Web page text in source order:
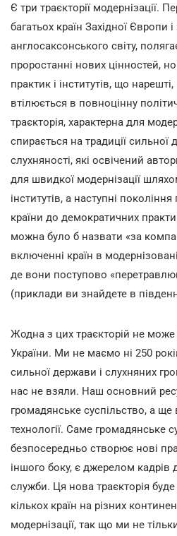
Є три траєкторії модернізації.
багатьох країн Західної Європи
англосаксонського світу,
проростанні нових цінностей,
практик і інститутів, що
втілюється в повноцінну
траєкторія, характерна для
спирається на традиції сильної
слухняності, які освічений
для швидкої модернізації
інститутів, а наступні
країни до демократичних
можна було б назвати «за
включенні країн в
де вони поступово
(приклади ви знайдете в
Жодна з цих траєкторій не
України. Ми не маємо ні 250
сильної держави і слухняних
нас не взяли. Наш основний
громадянське суспільство, а ще
технології. Саме громадянське
безпосередньо створює нові
іншого боку, є джерелом кадрів
служби. Ця нова траєкторія
кількох країн на різних
модернізації, так що ми не